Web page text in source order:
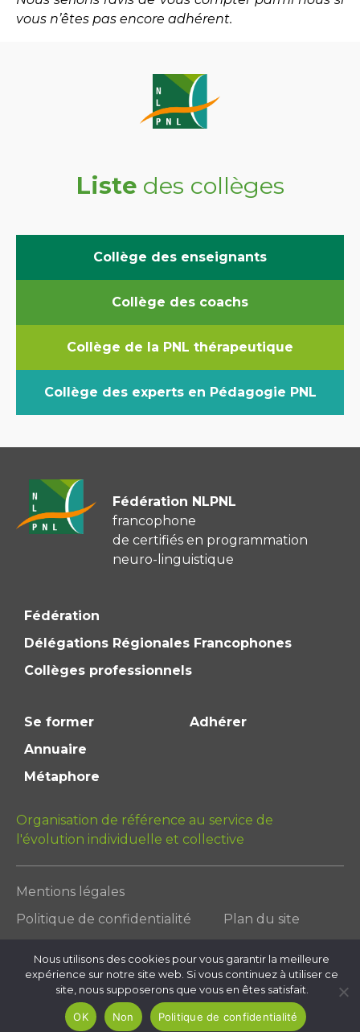
vous n’êtes pas encore adhérent.
Liste des collèges
Collège des enseignants
Collège des coachs
Collège de la PNL thérapeutique
Collège des experts en Pédagogie PNL
Fédération NLPNL
francophone
de certifiés en programmation
neuro-linguistique
Fédération
Délégations Régionales Francophones
Collèges professionnels
Se former
Annuaire
Métaphore
Adhérer
Organisation de référence au service de
l'évolution individuelle et collective
Mentions légales
Politique de confidentialité
Plan du site
Nous utilisons des cookies pour vous garantir la meilleure
expérience sur notre site web. Si vous continuez à utiliser ce
site, nous supposerons que vous en êtes satisfait.
OK Non Politique de confidentialité